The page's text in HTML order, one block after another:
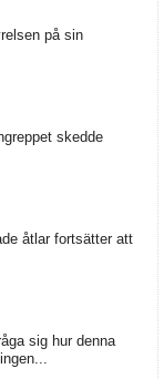
på sin
skedde
åtlar fortsätter att
sig hur denna